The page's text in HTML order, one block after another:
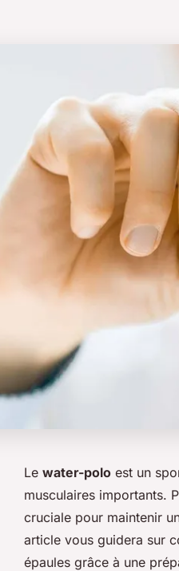
Le water-polo est un
musculaires importants.
cruciale pour maintenir
article vous guidera sur
épaules grâce à une